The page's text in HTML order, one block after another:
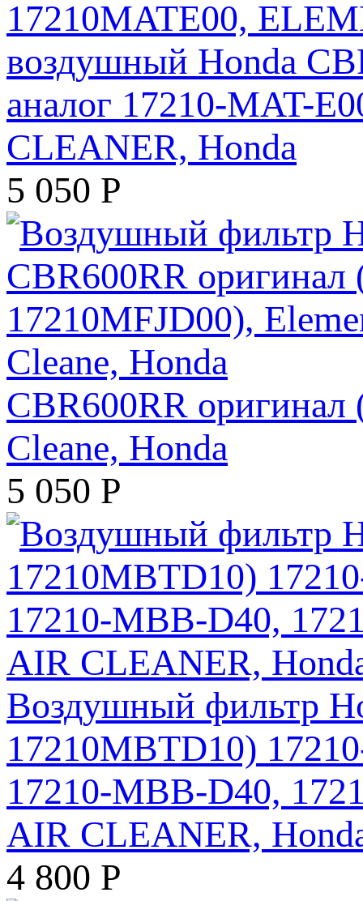
воздушный Honda
аналог 17210-MAT-
CLEANER, Honda
5 050 Р
CBR600RR оригинал
Cleane, Honda
5 050 Р
Воздушный фильтр
17210MBTD10)
17210-MBB-D40,
AIR CLEANER,
4 800 Р